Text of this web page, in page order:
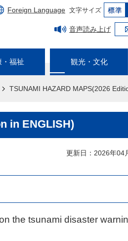
Foreign Language 文字サイズ
音声読み上げ
・福祉 観光・文化
TSUNAMI HAZARD MAPS(2026
in ENGLISH)
更新日：2026年04
the tsunami disaster